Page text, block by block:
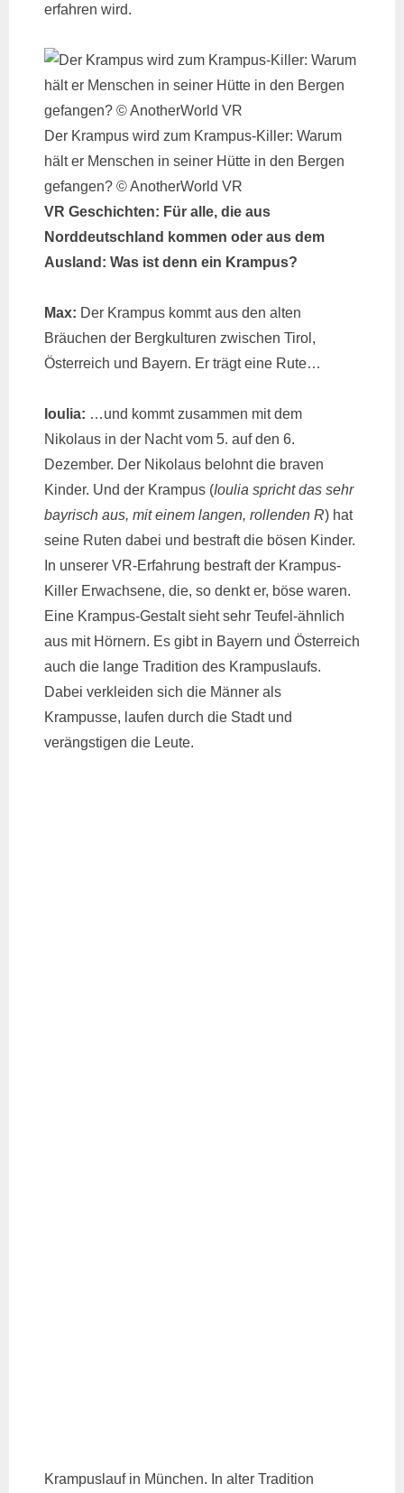
erfahren wird.
Der Krampus wird zum Krampus-Killer: Warum
hält er Menschen in seiner Hütte in den Bergen
gefangen? © AnotherWorld VR
VR Geschichten: Für alle, die aus
Norddeutschland kommen oder aus dem
Ausland: Was ist denn ein Krampus?
Max: Der Krampus kommt aus den alten
Bräuchen der Bergkulturen zwischen Tirol,
Österreich und Bayern. Er trägt eine Rute…
Ioulia: …und kommt zusammen mit dem
Nikolaus in der Nacht vom 5. auf den 6.
Dezember. Der Nikolaus belohnt die braven
Kinder. Und der Krampus (Ioulia spricht das sehr
bayrisch aus, mit einem langen, rollenden R) hat
seine Ruten dabei und bestraft die bösen Kinder.
In unserer VR-Erfahrung bestraft der Krampus-
Killer Erwachsene, die, so denkt er, böse waren.
Eine Krampus-Gestalt sieht sehr Teufel-ähnlich
aus mit Hörnern. Es gibt in Bayern und Österreich
auch die lange Tradition des Krampuslaufs.
Dabei verkleiden sich die Männer als
Krampusse, laufen durch die Stadt und
verängstigen die Leute.
Krampuslauf in München. In alter Tradition